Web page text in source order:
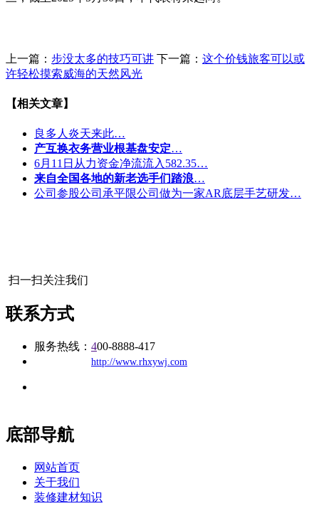
上一篇： 步没太多的技巧可讲 下一篇： 这个价钱旅客可以或
许轻松摸索威海的天然风光
【相关文章】
良多人炎天来此…
产互换衣务营业根基盘安定…
6月11日从力资金净流流入582.35…
来自全国各地的新老选手们踏浪…
公司参股公司承平限公司做为一家AR底层手艺研发…
扫一扫关注我们
联系方式
服务热线： 400-8888-417
http://www.rhxywj.com
底部导航
网站首页
关于我们
装修建材知识